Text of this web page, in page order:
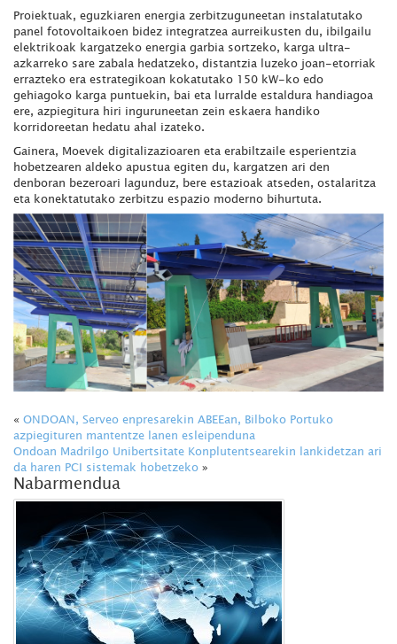
Proiektuak, eguzkiaren energia zerbitzuguneetan instalatutako
panel fotovoltaikoen bidez integratzea aurreikusten du, ibilgailu
elektrikoak kargatzeko energia garbia sortzeko, karga ultra-
azkarreko sare zabala hedatzeko, distantzia luzeko joan-etorriak
errazteko era estrategikoan kokatutako 150 kW-ko edo
gehiagoko karga puntuekin, bai eta lurralde estaldura handiagoa
ere, azpiegitura hiri inguruneetan zein eskaera handiko
korridoreetan hedatu ahal izateko.
Gainera, Moevek digitalizazioaren eta erabiltzaile esperientzia
hobetzearen aldeko apustua egiten du, kargatzen ari den
denboran bezeroari lagunduz, bere estazioak atseden, ostalaritza
eta konektatutako zerbitzu espazio moderno bihurtuta.
« ONDOAN, Serveo enpresarekin ABEEan, Bilboko Portuko
azpiegituren mantentze lanen esleipenduna
Ondoan Madrilgo Unibertsitate Konplutentsearekin lankidetzan ari
da haren PCI sistemak hobetzeko »
Nabarmendua